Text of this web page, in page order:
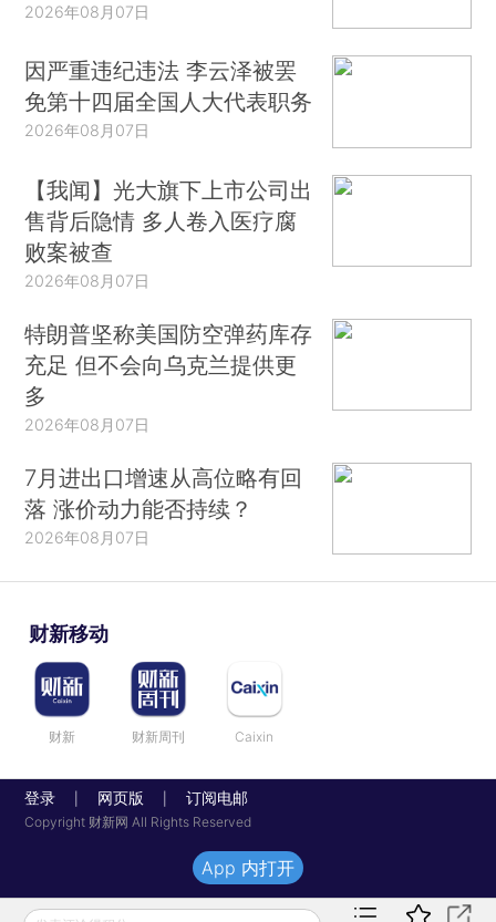
2026年08月07日
因严重违纪违法 李云泽被罢
免第十四届全国人大代表职务
2026年08月07日
【我闻】光大旗下上市公司出
售背后隐情 多人卷入医疗腐
败案被查
2026年08月07日
特朗普坚称美国防空弹药库存
充足 但不会向乌克兰提供更
多
2026年08月07日
7月进出口增速从高位略有回
落 涨价动力能否持续？
2026年08月07日
财新移动
财新 财新周刊 Caixin
登录 网页版 订阅电邮
Copyright 财新网 All Rights Reserved
App 内打开